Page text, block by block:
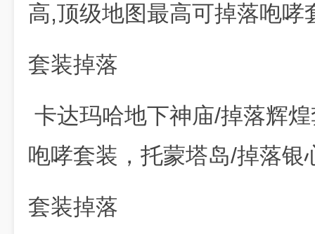
高,顶级地图最高可掉落咆哮
套装掉落
卡达玛哈地下神庙/掉落辉
咆哮套装，托蒙塔岛/掉落银
套装掉落